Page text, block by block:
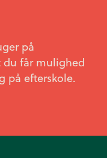
på
du får mulighed
på efterskole.